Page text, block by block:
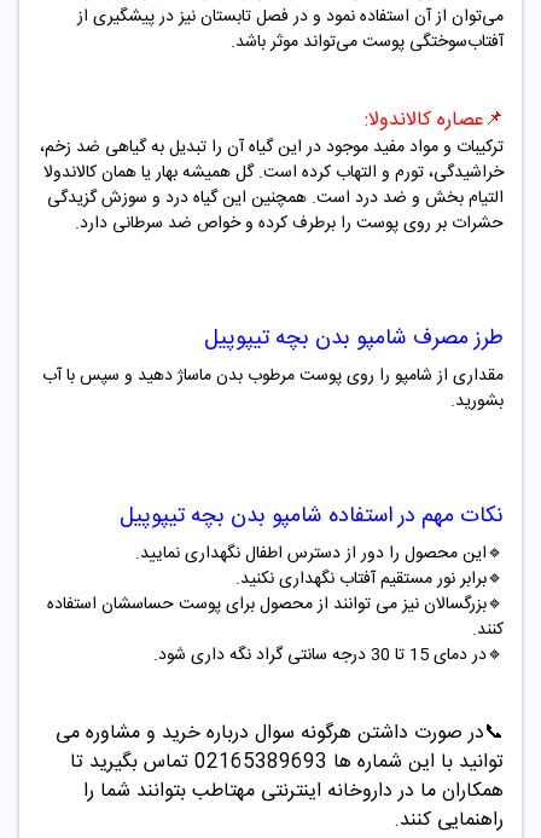
می‌توان از آن استفاده نمود و در فصل تابستان نیز در پیشگیری از
آفتاب‌سوختگی پوست می‌تواند موثر باشد.
📌عصاره کالاندولا:
ترکیبات و مواد مفید موجود در این گیاه آن را تبدیل به گیاهی ضد زخم،
خراشیدگی، تورم و التهاب کرده است. گل همیشه بهار یا همان کالاندولا
التیام بخش و ضد درد است. همچنین این گیاه درد و سوزش گزیدگی
حشرات بر روی پوست را برطرف کرده و خواص ضد سرطانی دارد.
طرز مصرف شامپو بدن بچه تیپوپیل
مقداری از شامپو را روی پوست مرطوب بدن ماساژ دهید و سپس با آب
بشورید.
نکات مهم در استفاده شامپو بدن بچه تیپوپیل
🔹این محصول را دور از دسترس اطفال نگهداری نمایید.
🔹برابر نور مستقیم آفتاب نگهداری نکنید.
🔹بزرگسالان نیز می توانند از محصول برای پوست حساسشان استفاده
کنند.
🔹در دمای 15 تا 30 درجه سانتی گراد نگه داری شود.
📞در صورت داشتن هرگونه سوال درباره خرید و مشاوره می
توانید با این شماره ها 02165389693
تماس بگیرید تا
همکاران ما در داروخانه اینترنتی مهتاطب بتوانند شما را
راهنمایی کنند.